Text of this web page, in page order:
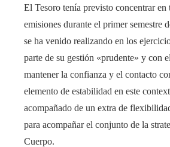
El Tesoro tenía previsto concentrar en
emisiones durante el primer semestre
se ha venido realizando en los
parte de su gestión «prudente» y con
mantener la confianza y el contacto
elemento de estabilidad en este
acompañado de un extra de
para acompañar el conjunto de la
Cuerpo.